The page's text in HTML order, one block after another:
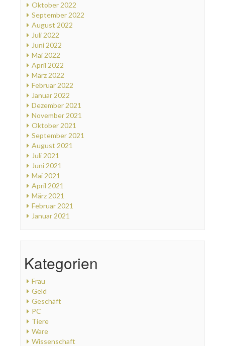
Oktober 2022
September 2022
August 2022
Juli 2022
Juni 2022
Mai 2022
April 2022
März 2022
Februar 2022
Januar 2022
Dezember 2021
November 2021
Oktober 2021
September 2021
August 2021
Juli 2021
Juni 2021
Mai 2021
April 2021
März 2021
Februar 2021
Januar 2021
Kategorien
Frau
Geld
Geschäft
PC
Tiere
Ware
Wissenschaft